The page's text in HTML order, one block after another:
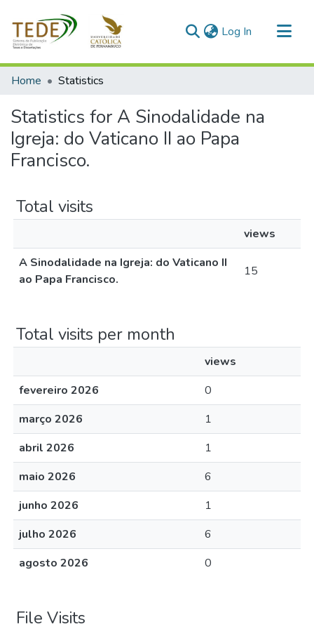
Log In (current)
Communities & Collections
Home Statistics
Statistics for A Sinodalidade na
Igreja: do Vaticano II ao Papa
Francisco.
Total visits
views
A Sinodalidade na Igreja: do Vaticano II
ao Papa Francisco.
15
Total visits per month
views
fevereiro 2026
0
março 2026
1
abril 2026
1
maio 2026
6
junho 2026
1
julho 2026
6
agosto 2026
0
File Visits